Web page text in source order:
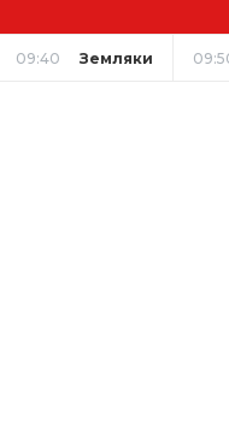
09:40 Земляки